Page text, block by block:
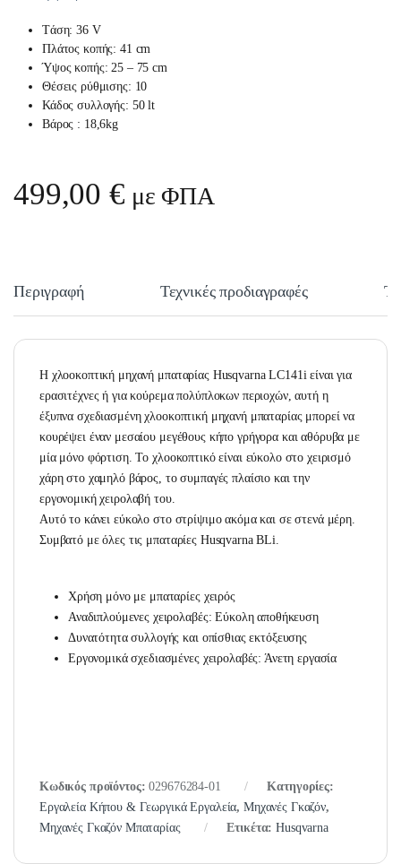
Tάση: 36 V
Πλάτος κοπής: 41 cm
Ύψος κοπής: 25 – 75 cm
Θέσεις ρύθμισης: 10
Κάδος συλλογής: 50 lt
Βάρος : 18,6kg
499,00€ με ΦΠΑ
Περιγραφή Τεχνικές προδιαγραφές
Η χλοοκοπτική μηχανή μπαταρίας Husqvarna LC141i είναι για
ερασιτέχνες ή για κούρεμα πολύπλοκων περιοχών, αυτή η
έξυπνα σχεδιασμένη χλοοκοπτική μηχανή μπαταρίας μπορεί να
κουρέψει έναν μεσαίου μεγέθους κήπο γρήγορα και αθόρυβα με
μία μόνο φόρτιση. Το χλοοκοπτικό είναι εύκολο στο χειρισμό
χάρη στο χαμηλό βάρος, το συμπαγές πλαίσιο και την
εργονομική χειρολαβή του.
Αυτό το κάνει εύκολο στο στρίψιμο ακόμα και σε στενά μέρη.
Συμβατό με όλες τις μπαταρίες Husqvarna BLi.
Χρήση μόνο με μπαταρίες χειρός
Αναδιπλούμενες χειρολαβές: Εύκολη αποθήκευση
Δυνατότητα συλλογής και οπίσθιας εκτόξευσης
Εργονομικά σχεδιασμένες χειρολαβές: Άνετη εργασία
Κωδικός προϊόντος:029676284-01
Κατηγορίες:
Εργαλεία Κήπου & Γεωργικά Εργαλεία, Μηχανές Γκαζόν,
Μηχανές Γκαζόν Μπαταρίας
Ετικέτα:Husqvarna